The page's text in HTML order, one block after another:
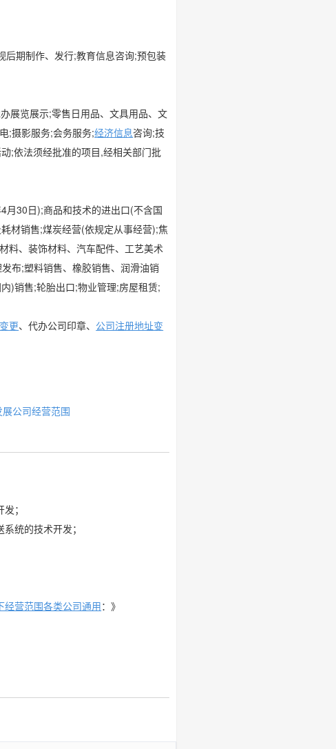
后期制作、发行;教育信息咨询;预包装
展览展示;零售日用品、文具用品、文
;摄影服务;会务服务;经济信息咨询;技
;依法须经批准的项目,经相关部门批
月30日);商品和技术的进出口(不含国
材销售;煤炭经营(依规定从事经营);焦
料、装饰材料、汽车配件、工艺美术
布;塑料销售、橡胶销售、润滑油销
)销售;轮胎出口;物业管理;房屋租赁;
更、代办公司印章、 公司注册地址变
公司经营范围
；
统的技术开发；
经营范围各类公司通用：》